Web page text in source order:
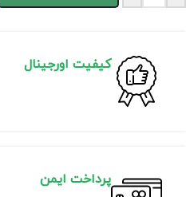
کیفیت اورجینال
پرداخت ایمن